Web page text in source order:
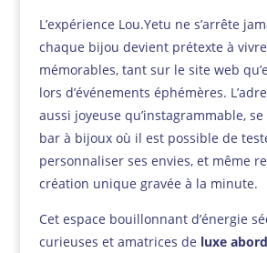
L’expérience Lou.Yetu ne s’arrête
chaque bijou devient prétexte à
mémorables, tant sur le site web
lors d’événements éphémères.
aussi joyeuse qu’instagrammable,
bar à bijoux où il est possible de
personnaliser ses envies, et même
création unique gravée à la minute.
Cet espace bouillonnant d’énergie
curieuses et amatrices de luxe